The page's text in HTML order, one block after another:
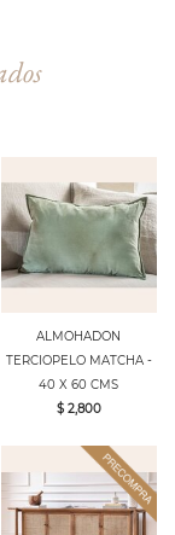
ALMOHADON
TERCIOPELO MATCHA -
40 X 60 CMS
$ 2,800